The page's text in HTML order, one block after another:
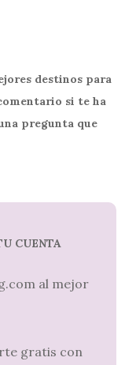
destinos para
si te ha
pregunta que
CUENTA
al mejor
gratis con